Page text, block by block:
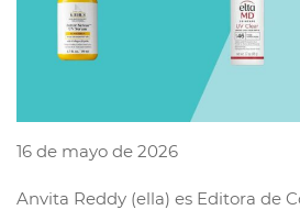
16 de mayo de 2026
Anvita Reddy (ella) es Editora de